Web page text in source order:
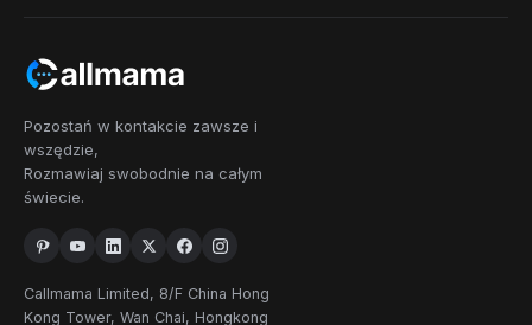
Pozostań w kontakcie zawsze i
wszędzie,
Rozmawiaj swobodnie na całym
świecie.
Callmama Limited, 8/F China Hong
Kong Tower, Wan Chai, Hongkong